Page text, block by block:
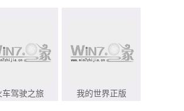
车驾驶之旅 我的世界正版